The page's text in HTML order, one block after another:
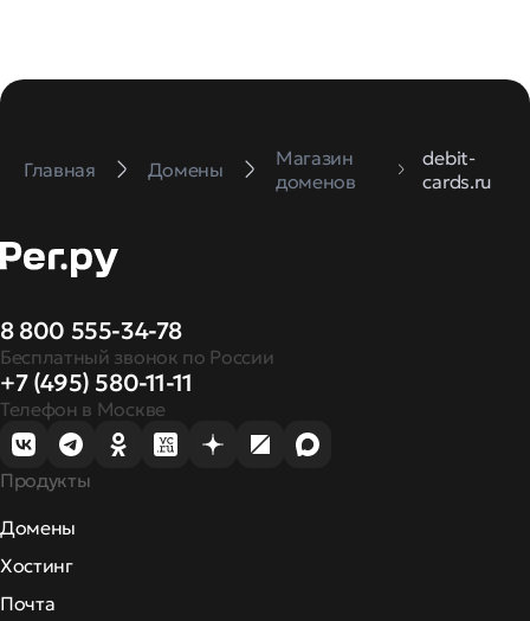
Главная Домены
Магазин
доменов
debit-
cards.ru
8 800 555-34-78
Бесплатный звонок по России
+7 (495) 580-11-11
Телефон в Москве
Продукты
Домены
Хостинг
Почта